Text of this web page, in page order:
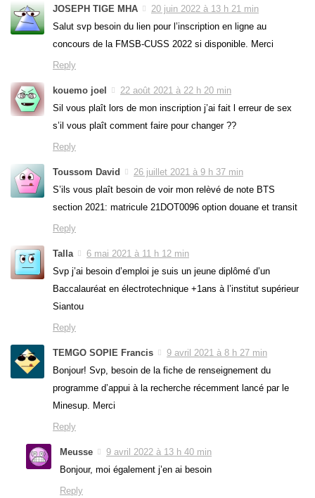
JOSEPH TIGE MHA
20 juin 2022 à 13 h 21 min
Salut svp besoin du lien pour l’inscription en ligne au
concours de la FMSB-CUSS 2022 si disponible. Merci
Reply
kouemo joel
22 août 2021 à 22 h 20 min
Sil vous plaît lors de mon inscription j’ai fait l erreur de sex
s’il vous plaît comment faire pour changer ??
Reply
Toussom David
26 juillet 2021 à 9 h 37 min
S’ils vous plaît besoin de voir mon relèvé de note BTS
section 2021: matricule 21DOT0096 option douane et transit
Reply
Talla
6 mai 2021 à 11 h 12 min
Svp j’ai besoin d’emploi je suis un jeune diplômé d’un
Baccalauréat en électrotechnique +1ans à l’institut supérieur
Siantou
Reply
TEMGO SOPIE Francis
9 avril 2021 à 8 h 27 min
Bonjour! Svp, besoin de la fiche de renseignement du
programme d’appui à la recherche récemment lancé par le
Minesup. Merci
Reply
Meusse
9 avril 2022 à 13 h 40 min
Bonjour, moi également j’en ai besoin
Reply